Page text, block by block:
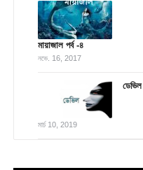
মায়াজাল পর্ব -৪
নভে. 16, 2017
ডেভিল
মার্চ 10, 2019